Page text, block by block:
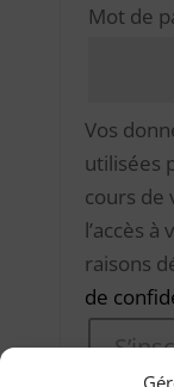
Mot de
Vos
utilisées
cours de
l’accès
raisons
de